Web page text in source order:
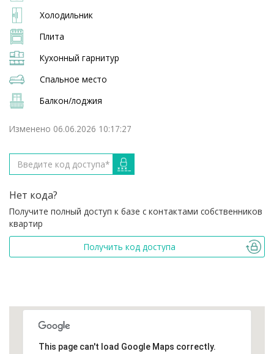
Холодильник
Плита
Кухонный гарнитур
Спальное место
Балкон/лоджия
Изменено 06.06.2026 10:17:27
Нет кода?
Получите полный доступ к базе с контактами собственников
квартир
Получить код доступа
This page can't load Google Maps correctly.